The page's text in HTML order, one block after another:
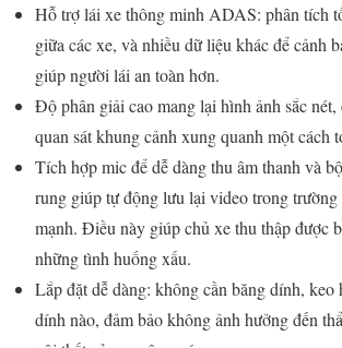
Hỗ trợ lái xe thông minh ADAS: phân tích
giữa các xe, và nhiều dữ liệu khác để cảnh
giúp người lái an toàn hơn.
Độ phân giải cao mang lại hình ảnh sắc
quan sát khung cảnh xung quanh một cách
Tích hợp mic để dễ dàng thu âm thanh và
rung giúp tự động lưu lại video trong trường
mạnh. Điều này giúp chủ xe thu thập được
những tình huống xấu.
Lắp đặt dễ dàng: không cần băng dính, keo
dính nào, đảm bảo không ảnh hưởng đến